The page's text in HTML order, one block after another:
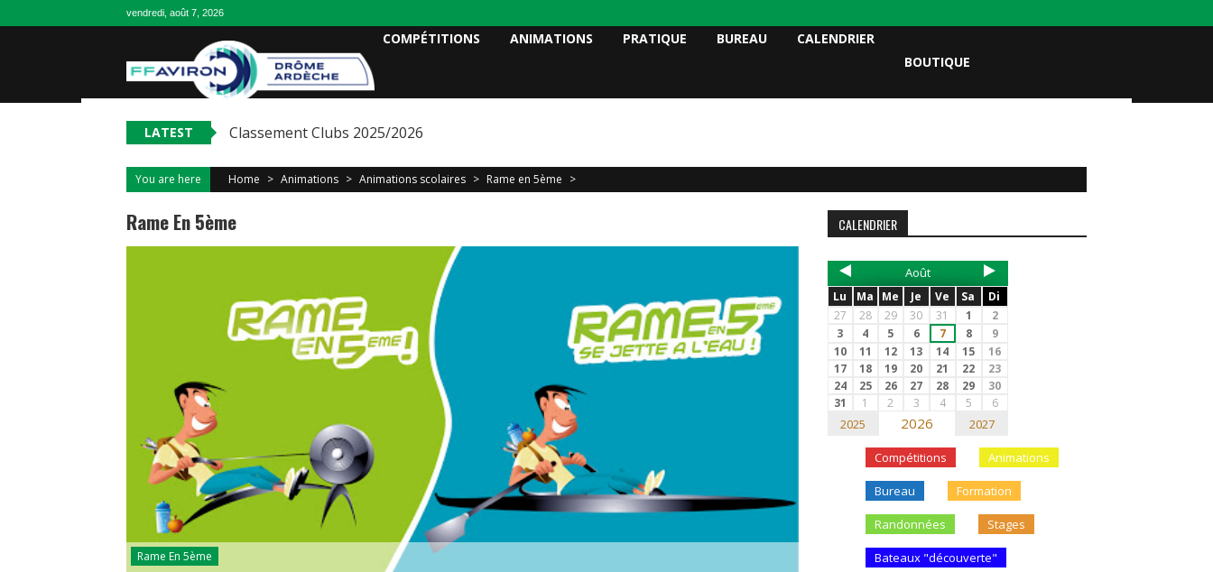
vendredi, août 7, 2026
COMPÉTITIONS ANIMATIONS PRATIQUE BUREAU
CALENDRIER
BOUTIQUE
LATEST Classement Clubs 2025/2026
You are here Home > Animations > Animations scolaires > Rame en 5ème >
Rame En 5ème
Rame En 5ème
CALENDRIER
Août
Lu Ma Me Je Ve Sa
Di
27
28 29 30 31 1
2
3
4 5 6 7 8
9
10
11 12 13 14 15
16
17
18 19 20 21 22
23
24
25 26 27 28 29
30
31
1 2 3 4 5 6
2025 2026 2027
Compétitions Animations
Bureau Formation
Randonnées Stages
Bateaux "découverte"